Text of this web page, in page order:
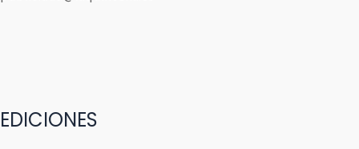
EDICIONES